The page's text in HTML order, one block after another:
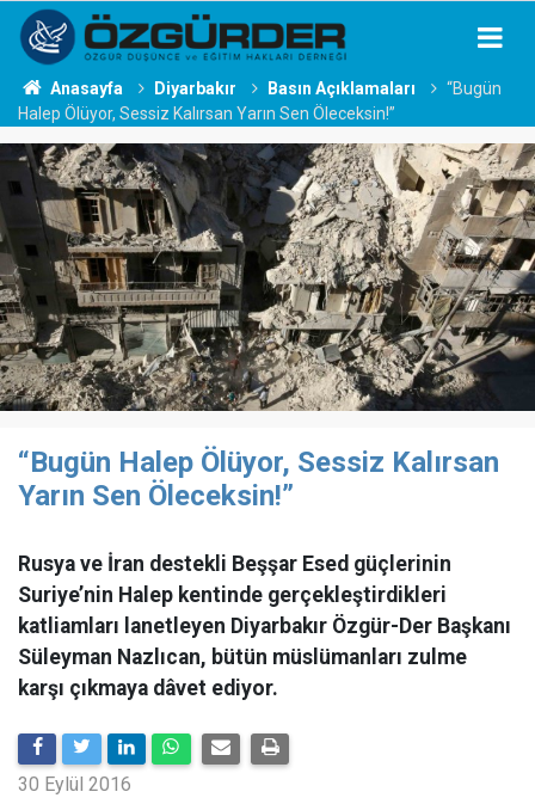
Anasayfa Diyarbakır Basın Açıklamaları
“Bugün
Halep Ölüyor, Sessiz Kalırsan Yarın Sen Öleceksin!”
“Bugün Halep Ölüyor, Sessiz Kalırsan
Yarın Sen Öleceksin!”
Rusya ve İran destekli Beşşar Esed güçlerinin
Suriye’nin Halep kentinde gerçekleştirdikleri
katliamları lanetleyen Diyarbakır Özgür-Der Başkanı
Süleyman Nazlıcan, bütün müslümanları zulme
karşı çıkmaya dâvet ediyor.
30 Eylül 2016